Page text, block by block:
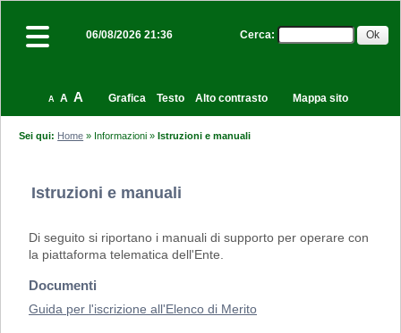
06/08/2026 21:36 Cerca:
A A A Grafica Testo Alto contrasto Mappa sito
Sei qui: Home » Informazioni »Istruzioni e manuali
Istruzioni e manuali
Di seguito si riportano i manuali di supporto per operare con
la piattaforma telematica dell'Ente.
Documenti
Guida per l'iscrizione all'Elenco di Merito